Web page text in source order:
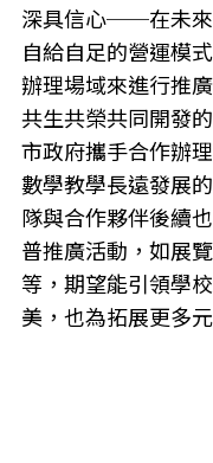
深具信心──在未來
自給自足的營運模
辦理場域來進行推
共生共榮共同開發
市政府攜手合作辦
數學教學長遠發展
隊與合作夥伴後續
普推廣活動，如展
等，期望能引領學
美，也為拓展更多